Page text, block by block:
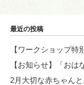
最近の投稿
【ワークショップ
【お知らせ】「おは
2月大切な赤ちゃん